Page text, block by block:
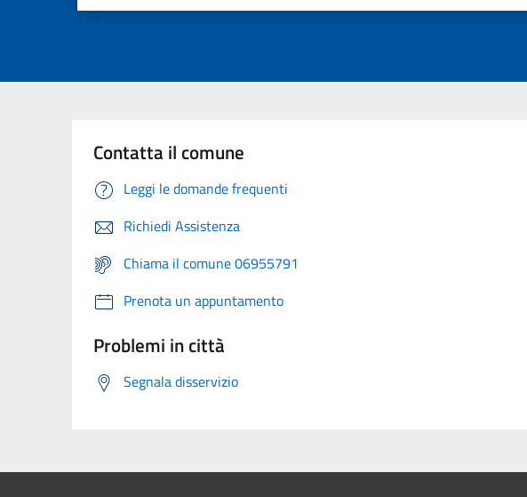
Contatta il comune
Leggi le domande frequenti
Richiedi Assistenza
Chiama il comune 06955791
Prenota un appuntamento
Problemi in città
Segnala disservizio